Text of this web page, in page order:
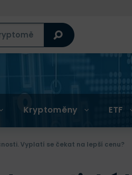
Kryptoměny ETF
Vyplatí se čekat na lepší cenu?